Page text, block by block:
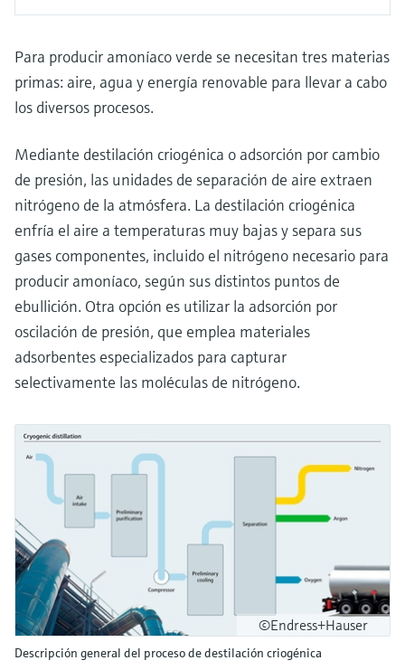
Para producir amoníaco verde se necesitan tres materias
primas: aire, agua y energía renovable para llevar a cabo
los diversos procesos.
Mediante destilación criogénica o adsorción por cambio
de presión, las unidades de separación de aire extraen
nitrógeno de la atmósfera. La destilación criogénica
enfría el aire a temperaturas muy bajas y separa sus
gases componentes, incluido el nitrógeno necesario para
producir amoníaco, según sus distintos puntos de
ebullición. Otra opción es utilizar la adsorción por
oscilación de presión, que emplea materiales
adsorbentes especializados para capturar
selectivamente las moléculas de nitrógeno.
©Endress+Hauser
Descripción general del proceso de destilación criogénica